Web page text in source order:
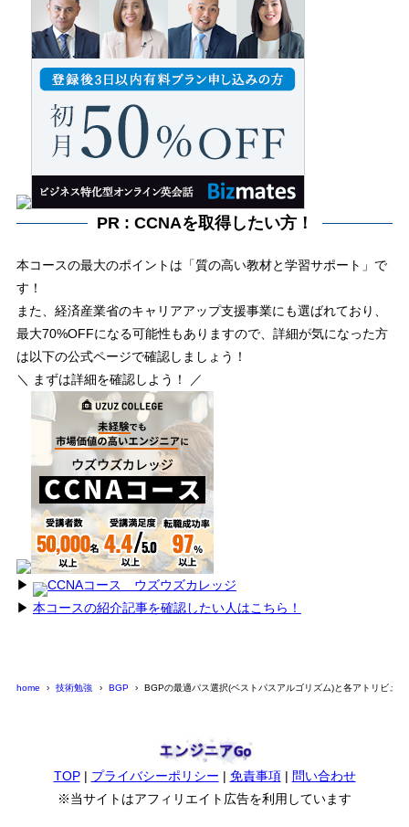
PR : CCNAを取得したい方！
本コースの最大のポイントは「質の高い教材と学習サポート」で
す！
また、経済産業省のキャリアアップ支援事業にも選ばれており、
最大70%OFFになる可能性もありますので、詳細が気になった方
は以下の公式ページで確認しましょう！
＼ まずは詳細を確認しよう！ ／
▶︎
CCNAコース ウズウズカレッジ
▶︎ 本コースの紹介記事を確認したい人はこちら！
home 技術勉強 BGP BGPの最適パス選択(ベストパスアルゴリズム)と各アトリビュ
TOP| プライバシーポリシー | 免責事項| 問い合わせ
※当サイトはアフィリエイト広告を利用しています